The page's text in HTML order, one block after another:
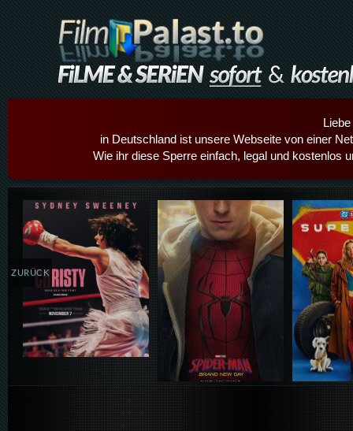
in Deutschland ist unsere Webseite von einer
Wie ihr diese Sperre einfach, legal und kostenlos
Details,Play Details,Play
ZURÜCK